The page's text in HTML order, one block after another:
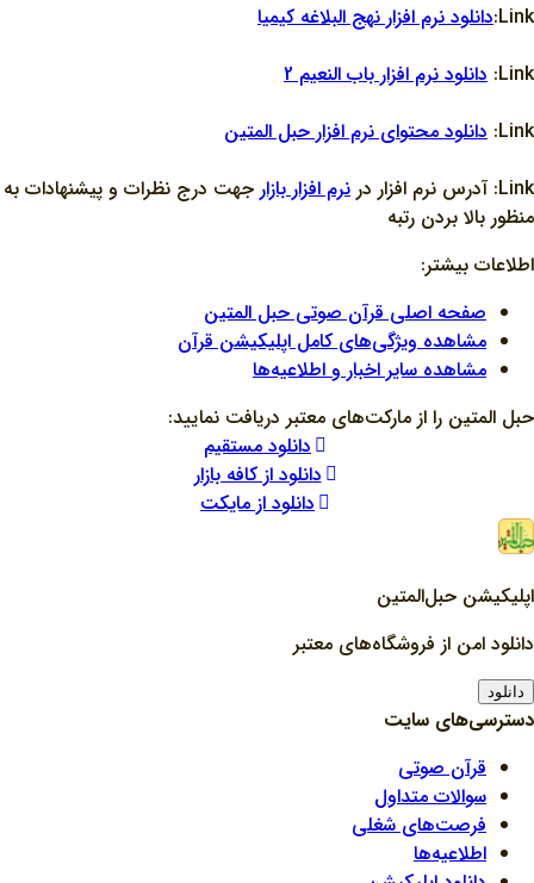
Link: دانلود نرم افزار نهج البلاغه کيميا
Link: دانلود نرم افزار باب النعيم 2
Link: دانلود محتواي نرم افزار حبل المتين
Link: آدرس نرم افزار در
نرم افزار بازار جهت درج نظرات و پيشنهادات به
منظور بالا بردن رتبه
اطلاعات بیشتر:
صفحه اصلی قرآن صوتی حبل المتین
مشاهده ویژگی‌های کامل اپلیکیشن قرآن
مشاهده سایر اخبار و اطلاعیه‌ها
حبل المتین را از مارکت‌های معتبر دریافت نمایید:
دانلود مستقیم
دانلود از کافه بازار
دانلود از مایکت
اپلیکیشن حبل‌المتین
دانلود امن از فروشگاه‌های معتبر
دانلود
دسترسی‌های سایت
قرآن صوتی
سوالات متداول
فرصت‌های شغلی
اطلاعیه‌ها